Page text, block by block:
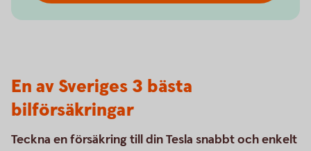
En av Sveriges 3 bästa
bilförsäkringar
Teckna en försäkring till din Tesla snabbt och enkelt